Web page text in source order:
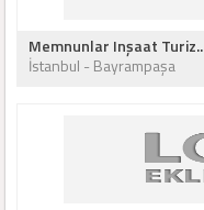
Memnunlar Inşaat Turiz..
İstanbul - Bayrampaşa